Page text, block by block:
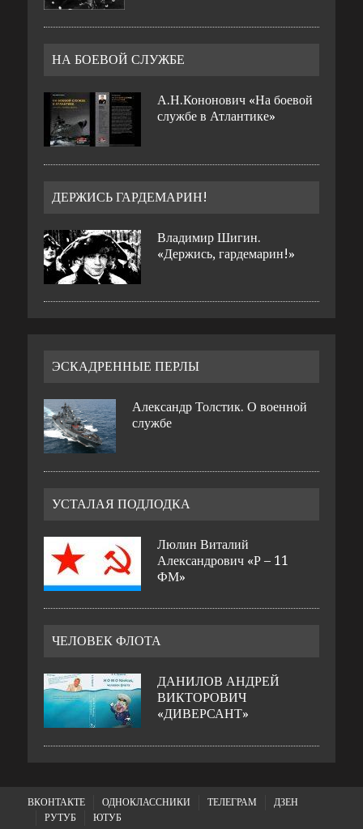
НА БОЕВОЙ СЛУЖБЕ
А.Н.Кононович «На боевой
службе в Атлантике»
ДЕРЖИСЬ ГАРДЕМАРИН!
Владимир Шигин.
«Держись, гардемарин!»
ЭСКАДРЕННЫЕ ПЕРЛЫ
Александр Толстик. О военной
службе
УСТАЛАЯ ПОДЛОДКА
Люлин Виталий
Александрович «Р – 11
ФМ»
ЧЕЛОВЕК ФЛОТА
ДАНИЛОВ АНДРЕЙ
ВИКТОРОВИЧ
«ДИВЕРСАНТ»
ВКОНТАКТЕ ОДНОКЛАССНИКИ ТЕЛЕГРАМ
ДЗЕН
РУТУБ
ЮТУБ